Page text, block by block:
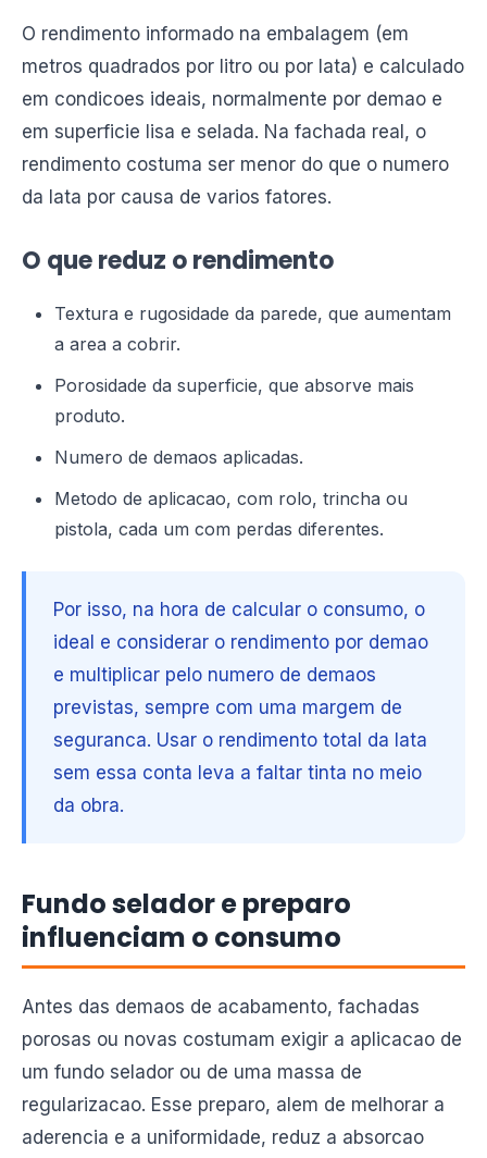
O rendimento informado na embalagem (em
metros quadrados por litro ou por lata) e calculado
em condicoes ideais, normalmente por demao e
em superficie lisa e selada. Na fachada real, o
rendimento costuma ser menor do que o numero
da lata por causa de varios fatores.
O que reduz o rendimento
Textura e rugosidade da parede, que aumentam
a area a cobrir.
Porosidade da superficie, que absorve mais
produto.
Numero de demaos aplicadas.
Metodo de aplicacao, com rolo, trincha ou
pistola, cada um com perdas diferentes.
Por isso, na hora de calcular o consumo, o
ideal e considerar o rendimento por demao
e multiplicar pelo numero de demaos
previstas, sempre com uma margem de
seguranca. Usar o rendimento total da lata
sem essa conta leva a faltar tinta no meio
da obra.
Fundo selador e preparo
influenciam o consumo
Antes das demaos de acabamento, fachadas
porosas ou novas costumam exigir a aplicacao de
um fundo selador ou de uma massa de
regularizacao. Esse preparo, alem de melhorar a
aderencia e a uniformidade, reduz a absorcao